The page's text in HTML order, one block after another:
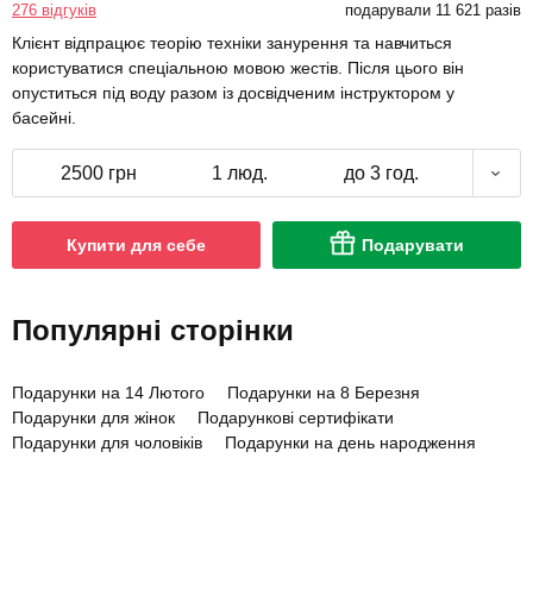
276 відгуків подарували 11 621 разів
Клієнт відпрацює теорію техніки занурення та навчиться
користуватися спеціальною мовою жестів. Після цього він
опуститься під воду разом із досвідченим інструктором у
басейні.
2500 грн 1 люд. до 3 год.
Купити для себе Подарувати
Популярні сторінки
Подарунки на 14 Лютого
Подарунки на 8 Березня
Подарунки для жінок
Подарункові сертифікати
Подарунки для чоловіків
Подарунки на день народження